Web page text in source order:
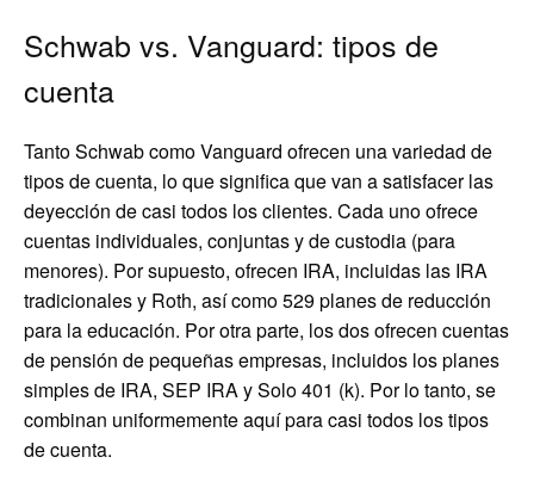
Schwab vs. Vanguard: tipos de
cuenta
Tanto Schwab como Vanguard ofrecen una variedad de
tipos de cuenta, lo que significa que van a satisfacer las
deyección de casi todos los clientes. Cada uno ofrece
cuentas individuales, conjuntas y de custodia (para
menores). Por supuesto, ofrecen IRA, incluidas las IRA
tradicionales y Roth, así como 529 planes de reducción
para la educación. Por otra parte, los dos ofrecen cuentas
de pensión de pequeñas empresas, incluidos los planes
simples de IRA, SEP IRA y Solo 401 (k). Por lo tanto, se
combinan uniformemente aquí para casi todos los tipos
de cuenta.